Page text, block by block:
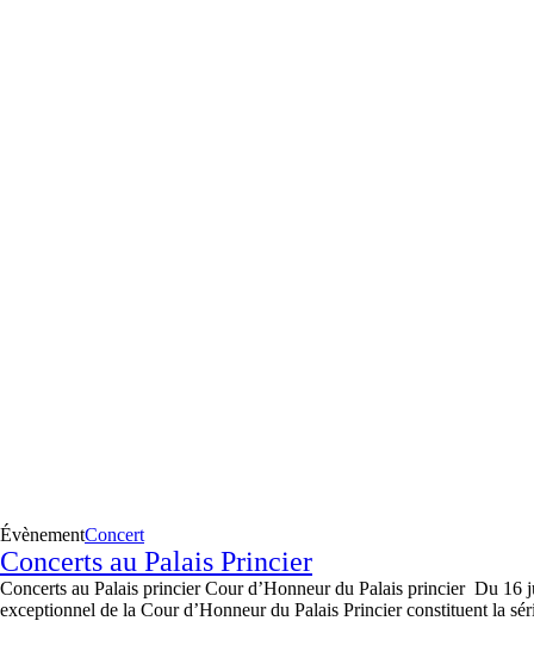
ÉvènementConcert
Concerts au Palais Princier
Concerts au Palais princier Cour d’Honneur du Palais princier Du 16
exceptionnel de la Cour d’Honneur du Palais Princier constituent la